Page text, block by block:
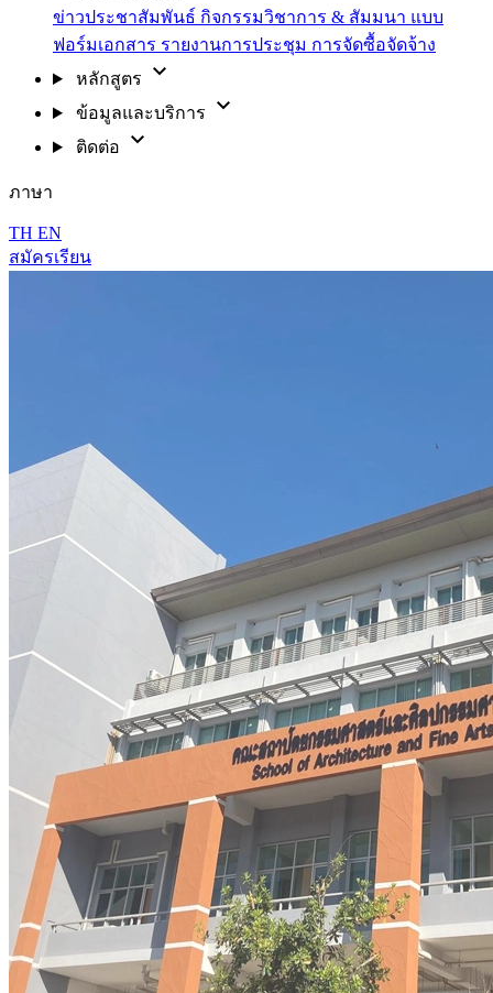
ข่าวประชาสัมพันธ์ กิจกรรมวิชาการ & สัมมนา แบบ
ฟอร์มเอกสาร รายงานการประชุม การจัดซื้อจัดจ้าง
หลักสูตร
expand_more
ข้อมูลและบริการ expand_more
ติดต่อ expand_more
ภาษา
TH EN
สมัครเรียน